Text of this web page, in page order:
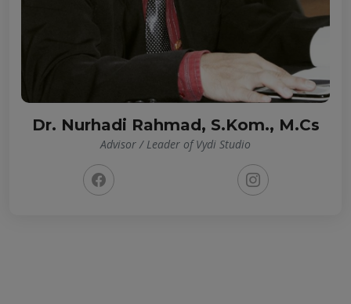
Dr. Nurhadi Rahmad, S.Kom., M.Cs
Advisor / Leader of Vydi Studio